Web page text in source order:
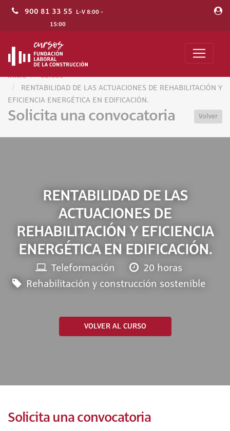
900 81 33 55 L-V 8:00 -
15:00
Inicio
Cursos
RENTABILIDAD DE LAS ACTUACIONES DE REHABILITACIÓN Y
EFICIENCIA ENERGÉTICA EN EDIFICACIÓN.
Solicita una convocatoria Volver
RENTABILIDAD DE LAS
ACTUACIONES DE
REHABILITACIÓN Y EFICIENCIA
ENERGÉTICA EN EDIFICACIÓN.
Teleformación
20 horas
Rehabilitación y construcción sostenible
VOLVER AL CURSO
Solicita una convocatoria